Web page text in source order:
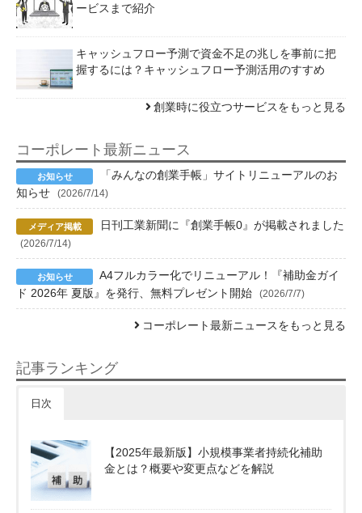
ービスまで紹介
キャッシュフロー予測で資金不足の兆しを事前に把
握するには？キャッシュフロー予測活用のすすめ
創業時に役立つサービスをもっと見る
コーポレート最新ニュース
「みんなの創業手帳」サイトリニューアルのお
知らせ
(2026/7/14)
日刊工業新聞に『創業手帳0』が掲載されました
(2026/7/14)
A4フルカラー化でリニューアル！『補助金ガイ
ド 2026年 夏版』を発行、無料プレゼント開始
(2026/7/7)
コーポレート最新ニュースをもっと見る
記事ランキング
日次
【2025年最新版】小規模事業者持続化補助
金とは？概要や変更点などを解説